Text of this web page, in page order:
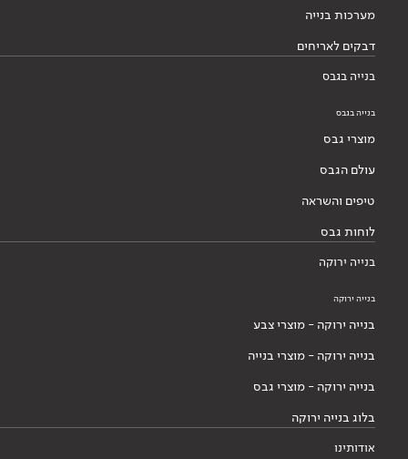
מערכות בנייה
דבקים לאריחים
בנייה בגבס
בנייה בגבס
מוצרי גבס
עולם הגבס
טיפים והשראה
לוחות גבס
בנייה ירוקה
בנייה ירוקה
בנייה ירוקה - מוצרי צבע
בנייה ירוקה - מוצרי בנייה
בנייה ירוקה - מוצרי גבס
בלוג בנייה ירוקה
אודותינו